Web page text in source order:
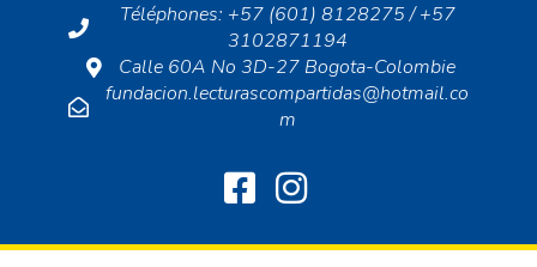
Téléphones: +57 (601) 8128275 / +57
3102871194
Calle 60A No 3D-27 Bogota-Colombie
fundacion.lecturascompartidas@hotmail.co
m